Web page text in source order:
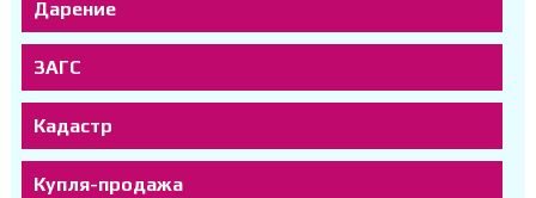
Дарение
ЗАГС
Кадастр
Купля-продажа